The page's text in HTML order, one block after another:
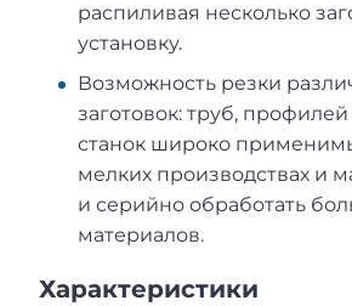
распиливая несколько
установку.
Возможность резки
заготовок: труб,
станок широко
мелких производствах и
и серийно обработать
материалов.
Характеристики